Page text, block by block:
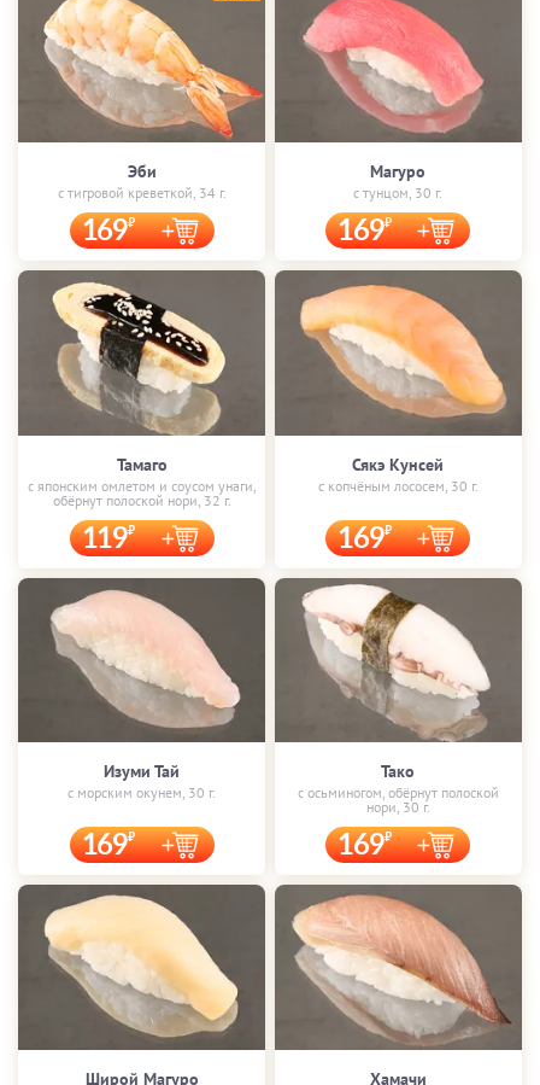
Эби
с тигровой креветкой, 34 г.
169
Магуро
с тунцом, 30 г.
169
Тамаго
с японским омлетом и соусом унаги,
обёрнут полоской нори, 32 г.
119
Сякэ Кунсей
с копчёным лососем, 30 г.
169
Изуми Тай
с морским окунем, 30 г.
169
Тако
с осьминогом, обёрнут полоской
нори, 30 г.
169
Широй Магуро Хамачи